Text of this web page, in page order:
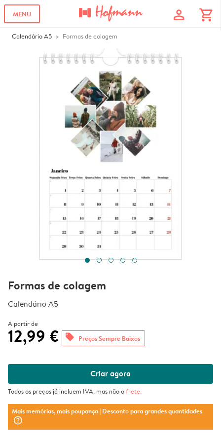
MENU profile shopping_cart
Calendário A5 Formas de colagem
Formas de colagem
Calendário A5
A partir de
12,99 € offers Preços Sempre Baixos
Criar agora
Todos os preços já incluem IVA, mas não ofrete.
Mais memórias, mais poupança| Desconto para grandes quantidades
question_mark_circle